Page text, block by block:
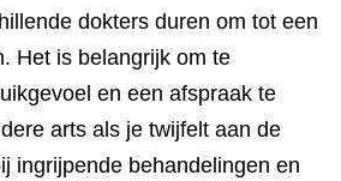
dokters duren om tot een
Het is belangrijk om te
en een afspraak te
arts als je twijfelt aan de
ingrijpende behandelingen en